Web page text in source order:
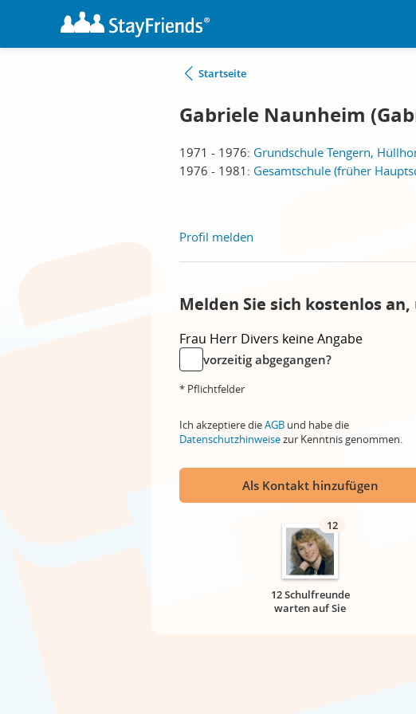
Startseite
Gabriele Naunheim
1971 - 1976: Grundschule Tengern,
1976 - 1981: Gesamtschule (früher
Profil melden
Melden Sie sich kostenlos
Frau Herr Divers keine Angabe
vorzeitig abgegangen?
* Pflichtfelder
Ich akzeptiere dieAGB und habe die
Datenschutzhinweisezur Kenntnis genommen.
Als Kontakt hinzufügen
12
12 Schulfreunde
warten auf Sie